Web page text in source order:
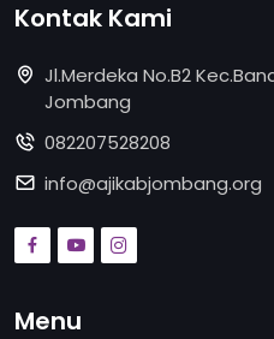
Kontak Kami
Jl.Merdeka No.B2
Jombang
082207528208
info@ajikabjombang.org
Menu